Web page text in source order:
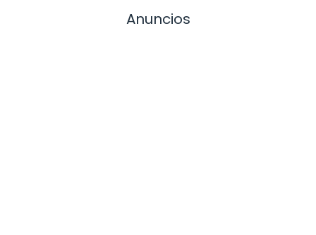
Anuncios